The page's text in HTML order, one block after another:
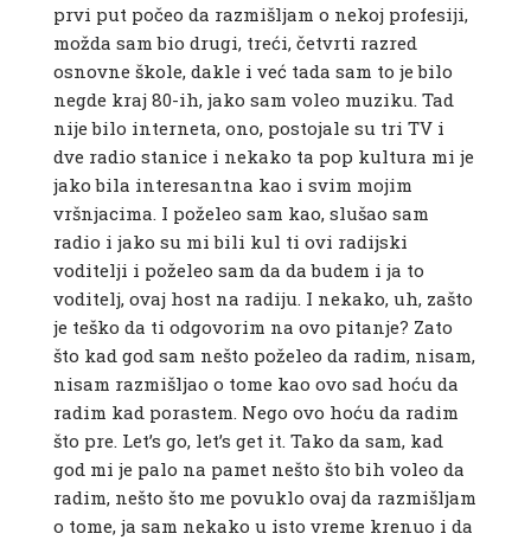
prvi put počeo da razmišljam o nekoj profesiji,
možda sam bio drugi, treći, četvrti razred
osnovne škole, dakle i već tada sam to je bilo
negde kraj 80-ih, jako sam voleo muziku. Tad
nije bilo interneta, ono, postojale su tri TV i
dve radio stanice i nekako ta pop kultura mi je
jako bila interesantna kao i svim mojim
vršnjacima. I poželeo sam kao, slušao sam
radio i jako su mi bili kul ti ovi radijski
voditelji i poželeo sam da da budem i ja to
voditelj, ovaj host na radiju. I nekako, uh, zašto
je teško da ti odgovorim na ovo pitanje? Zato
što kad god sam nešto poželeo da radim, nisam,
nisam razmišljao o tome kao ovo sad hoću da
radim kad porastem. Nego ovo hoću da radim
što pre. Let’s go, let’s get it. Tako da sam, kad
god mi je palo na pamet nešto što bih voleo da
radim, nešto što me povuklo ovaj da razmišljam
o tome, ja sam nekako u isto vreme krenuo i da